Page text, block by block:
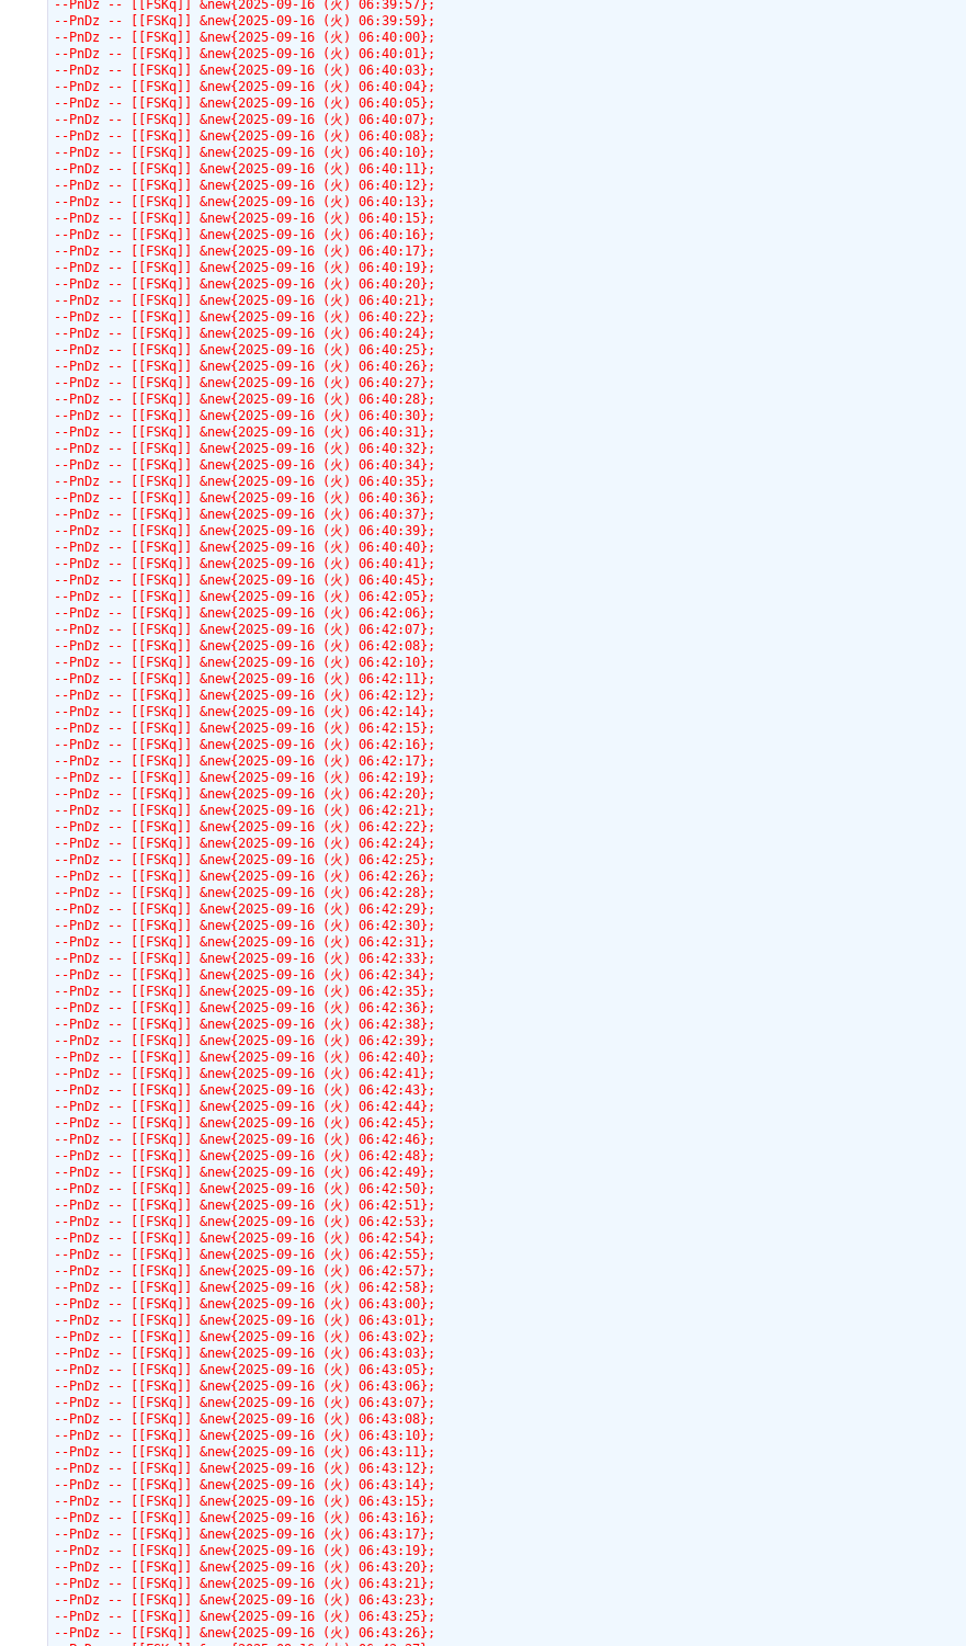
--PnDz -- [[FSKq]] &new{2025-09-16 (火) 06:39:57};
--PnDz -- [[FSKq]] &new{2025-09-16 (火) 06:39:59};
--PnDz -- [[FSKq]] &new{2025-09-16 (火) 06:40:00};
--PnDz -- [[FSKq]] &new{2025-09-16 (火) 06:40:01};
--PnDz -- [[FSKq]] &new{2025-09-16 (火) 06:40:03};
--PnDz -- [[FSKq]] &new{2025-09-16 (火) 06:40:04};
--PnDz -- [[FSKq]] &new{2025-09-16 (火) 06:40:05};
--PnDz -- [[FSKq]] &new{2025-09-16 (火) 06:40:07};
--PnDz -- [[FSKq]] &new{2025-09-16 (火) 06:40:08};
--PnDz -- [[FSKq]] &new{2025-09-16 (火) 06:40:10};
--PnDz -- [[FSKq]] &new{2025-09-16 (火) 06:40:11};
--PnDz -- [[FSKq]] &new{2025-09-16 (火) 06:40:12};
--PnDz -- [[FSKq]] &new{2025-09-16 (火) 06:40:13};
--PnDz -- [[FSKq]] &new{2025-09-16 (火) 06:40:15};
--PnDz -- [[FSKq]] &new{2025-09-16 (火) 06:40:16};
--PnDz -- [[FSKq]] &new{2025-09-16 (火) 06:40:17};
--PnDz -- [[FSKq]] &new{2025-09-16 (火) 06:40:19};
--PnDz -- [[FSKq]] &new{2025-09-16 (火) 06:40:20};
--PnDz -- [[FSKq]] &new{2025-09-16 (火) 06:40:21};
--PnDz -- [[FSKq]] &new{2025-09-16 (火) 06:40:22};
--PnDz -- [[FSKq]] &new{2025-09-16 (火) 06:40:24};
--PnDz -- [[FSKq]] &new{2025-09-16 (火) 06:40:25};
--PnDz -- [[FSKq]] &new{2025-09-16 (火) 06:40:26};
--PnDz -- [[FSKq]] &new{2025-09-16 (火) 06:40:27};
--PnDz -- [[FSKq]] &new{2025-09-16 (火) 06:40:28};
--PnDz -- [[FSKq]] &new{2025-09-16 (火) 06:40:30};
--PnDz -- [[FSKq]] &new{2025-09-16 (火) 06:40:31};
--PnDz -- [[FSKq]] &new{2025-09-16 (火) 06:40:32};
--PnDz -- [[FSKq]] &new{2025-09-16 (火) 06:40:34};
--PnDz -- [[FSKq]] &new{2025-09-16 (火) 06:40:35};
--PnDz -- [[FSKq]] &new{2025-09-16 (火) 06:40:36};
--PnDz -- [[FSKq]] &new{2025-09-16 (火) 06:40:37};
--PnDz -- [[FSKq]] &new{2025-09-16 (火) 06:40:39};
--PnDz -- [[FSKq]] &new{2025-09-16 (火) 06:40:40};
--PnDz -- [[FSKq]] &new{2025-09-16 (火) 06:40:41};
--PnDz -- [[FSKq]] &new{2025-09-16 (火) 06:40:45};
--PnDz -- [[FSKq]] &new{2025-09-16 (火) 06:42:05};
--PnDz -- [[FSKq]] &new{2025-09-16 (火) 06:42:06};
--PnDz -- [[FSKq]] &new{2025-09-16 (火) 06:42:07};
--PnDz -- [[FSKq]] &new{2025-09-16 (火) 06:42:08};
--PnDz -- [[FSKq]] &new{2025-09-16 (火) 06:42:10};
--PnDz -- [[FSKq]] &new{2025-09-16 (火) 06:42:11};
--PnDz -- [[FSKq]] &new{2025-09-16 (火) 06:42:12};
--PnDz -- [[FSKq]] &new{2025-09-16 (火) 06:42:14};
--PnDz -- [[FSKq]] &new{2025-09-16 (火) 06:42:15};
--PnDz -- [[FSKq]] &new{2025-09-16 (火) 06:42:16};
--PnDz -- [[FSKq]] &new{2025-09-16 (火) 06:42:17};
--PnDz -- [[FSKq]] &new{2025-09-16 (火) 06:42:19};
--PnDz -- [[FSKq]] &new{2025-09-16 (火) 06:42:20};
--PnDz -- [[FSKq]] &new{2025-09-16 (火) 06:42:21};
--PnDz -- [[FSKq]] &new{2025-09-16 (火) 06:42:22};
--PnDz -- [[FSKq]] &new{2025-09-16 (火) 06:42:24};
--PnDz -- [[FSKq]] &new{2025-09-16 (火) 06:42:25};
--PnDz -- [[FSKq]] &new{2025-09-16 (火) 06:42:26};
--PnDz -- [[FSKq]] &new{2025-09-16 (火) 06:42:28};
--PnDz -- [[FSKq]] &new{2025-09-16 (火) 06:42:29};
--PnDz -- [[FSKq]] &new{2025-09-16 (火) 06:42:30};
--PnDz -- [[FSKq]] &new{2025-09-16 (火) 06:42:31};
--PnDz -- [[FSKq]] &new{2025-09-16 (火) 06:42:33};
--PnDz -- [[FSKq]] &new{2025-09-16 (火) 06:42:34};
--PnDz -- [[FSKq]] &new{2025-09-16 (火) 06:42:35};
--PnDz -- [[FSKq]] &new{2025-09-16 (火) 06:42:36};
--PnDz -- [[FSKq]] &new{2025-09-16 (火) 06:42:38};
--PnDz -- [[FSKq]] &new{2025-09-16 (火) 06:42:39};
--PnDz -- [[FSKq]] &new{2025-09-16 (火) 06:42:40};
--PnDz -- [[FSKq]] &new{2025-09-16 (火) 06:42:41};
--PnDz -- [[FSKq]] &new{2025-09-16 (火) 06:42:43};
--PnDz -- [[FSKq]] &new{2025-09-16 (火) 06:42:44};
--PnDz -- [[FSKq]] &new{2025-09-16 (火) 06:42:45};
--PnDz -- [[FSKq]] &new{2025-09-16 (火) 06:42:46};
--PnDz -- [[FSKq]] &new{2025-09-16 (火) 06:42:48};
--PnDz -- [[FSKq]] &new{2025-09-16 (火) 06:42:49};
--PnDz -- [[FSKq]] &new{2025-09-16 (火) 06:42:50};
--PnDz -- [[FSKq]] &new{2025-09-16 (火) 06:42:51};
--PnDz -- [[FSKq]] &new{2025-09-16 (火) 06:42:53};
--PnDz -- [[FSKq]] &new{2025-09-16 (火) 06:42:54};
--PnDz -- [[FSKq]] &new{2025-09-16 (火) 06:42:55};
--PnDz -- [[FSKq]] &new{2025-09-16 (火) 06:42:57};
--PnDz -- [[FSKq]] &new{2025-09-16 (火) 06:42:58};
--PnDz -- [[FSKq]] &new{2025-09-16 (火) 06:43:00};
--PnDz -- [[FSKq]] &new{2025-09-16 (火) 06:43:01};
--PnDz -- [[FSKq]] &new{2025-09-16 (火) 06:43:02};
--PnDz -- [[FSKq]] &new{2025-09-16 (火) 06:43:03};
--PnDz -- [[FSKq]] &new{2025-09-16 (火) 06:43:05};
--PnDz -- [[FSKq]] &new{2025-09-16 (火) 06:43:06};
--PnDz -- [[FSKq]] &new{2025-09-16 (火) 06:43:07};
--PnDz -- [[FSKq]] &new{2025-09-16 (火) 06:43:08};
--PnDz -- [[FSKq]] &new{2025-09-16 (火) 06:43:10};
--PnDz -- [[FSKq]] &new{2025-09-16 (火) 06:43:11};
--PnDz -- [[FSKq]] &new{2025-09-16 (火) 06:43:12};
--PnDz -- [[FSKq]] &new{2025-09-16 (火) 06:43:14};
--PnDz -- [[FSKq]] &new{2025-09-16 (火) 06:43:15};
--PnDz -- [[FSKq]] &new{2025-09-16 (火) 06:43:16};
--PnDz -- [[FSKq]] &new{2025-09-16 (火) 06:43:17};
--PnDz -- [[FSKq]] &new{2025-09-16 (火) 06:43:19};
--PnDz -- [[FSKq]] &new{2025-09-16 (火) 06:43:20};
--PnDz -- [[FSKq]] &new{2025-09-16 (火) 06:43:21};
--PnDz -- [[FSKq]] &new{2025-09-16 (火) 06:43:23};
--PnDz -- [[FSKq]] &new{2025-09-16 (火) 06:43:25};
--PnDz -- [[FSKq]] &new{2025-09-16 (火) 06:43:26};